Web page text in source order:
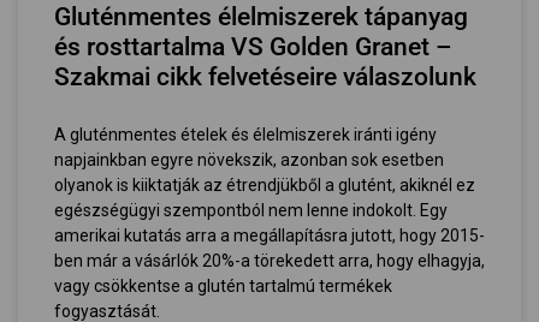
Gluténmentes élelmiszerek tápanyag
és rosttartalma VS Golden Granet –
Szakmai cikk felvetéseire válaszolunk
A gluténmentes ételek és élelmiszerek iránti igény
napjainkban egyre növekszik, azonban sok esetben
olyanok is kiiktatják az étrendjükből a glutént, akiknél ez
egészségügyi szempontból nem lenne indokolt. Egy
amerikai kutatás arra a megállapításra jutott, hogy 2015-
ben már a vásárlók 20%-a törekedett arra, hogy elhagyja,
vagy csökkentse a glutén tartalmú termékek
fogyasztását.